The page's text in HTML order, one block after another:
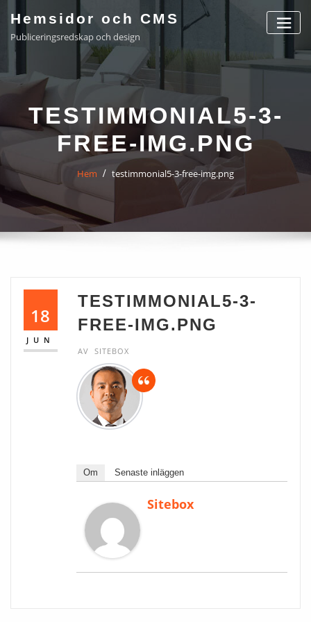
innehåll
Hemsidor och CMS
Publiceringsredskap och design
TESTIMMONIAL5-3-
FREE-IMG.PNG
Hem testimmonial5-3-free-img.png
18
JUN
TESTIMMONIAL5-3-
FREE-IMG.PNG
AV SITEBOX
Om Senaste inläggen
Sitebox